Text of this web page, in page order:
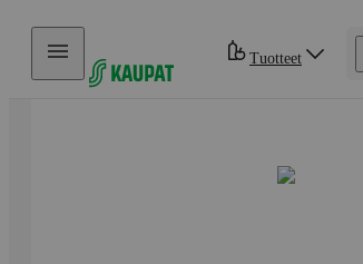
Hyppää sisältöön
Tuotteet